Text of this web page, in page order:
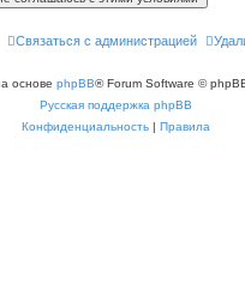
Связаться с администрацией
основе phpBB® Forum Software ©
Русская поддержка phpBB
Конфиденциальность | Правила